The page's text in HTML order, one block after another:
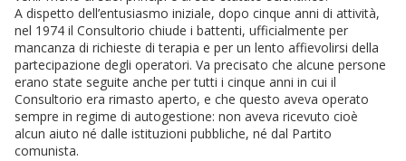
A dispetto dell’entusiasmo iniziale, dopo cinque anni di attività,
nel 1974 il Consultorio chiude i battenti, ufficialmente per
mancanza di richieste di terapia e per un lento affievolirsi della
partecipazione degli operatori. Va precisato che alcune persone
erano state seguite anche per tutti i cinque anni in cui il
Consultorio era rimasto aperto, e che questo aveva operato
sempre in regime di autogestione: non aveva ricevuto cioè
alcun aiuto né dalle istituzioni pubbliche, né dal Partito
comunista.